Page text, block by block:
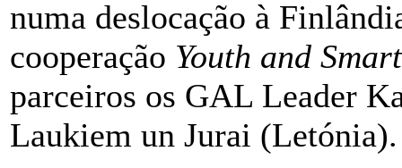
numa deslocação à
cooperação Youth and
parceiros os GAL Leader
Laukiem un Jurai (Letónia).